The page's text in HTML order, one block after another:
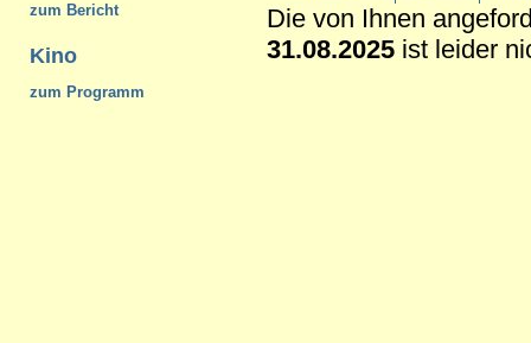
zum Bericht
Kino
zum Programm
Die von Ihnen
31.08.2025 ist leider